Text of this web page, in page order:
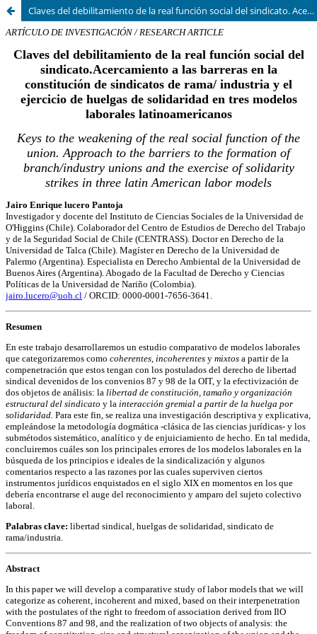
Claves del debilitamiento de la real función social del sindicato. Acercamiento a las barreras en la constitución de sindicatos de rama/ industria y el ejercicio de huelgas de solidaridad en tres modelos laborales latinoamericanos